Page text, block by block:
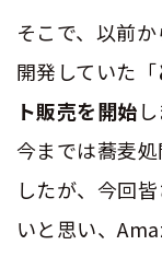
そこで、以前
開発していた 「
ト販売を開始
今までは蕎麦
したが、今回
いと思い、